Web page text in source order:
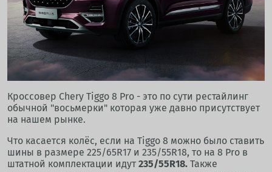
Кроссовер Chery Tiggo 8 Pro - это по сути рестайлинг
обычной "восьмерки" которая уже давно присутствует
на нашем рынке.
Что касается колёс, если на Tiggo 8 можно было ставить
шины в размере 225/65R17 и 235/55R18, то на 8 Pro в
штатной комплектации идут 235/55R18. Также